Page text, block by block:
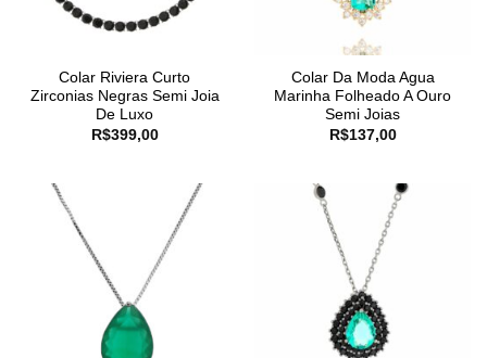
Colar Riviera Curto
Zirconias Negras Semi Joia
De Luxo
R$399,00
Colar Da Moda Agua
Marinha Folheado A Ouro
Semi Joias
R$137,00